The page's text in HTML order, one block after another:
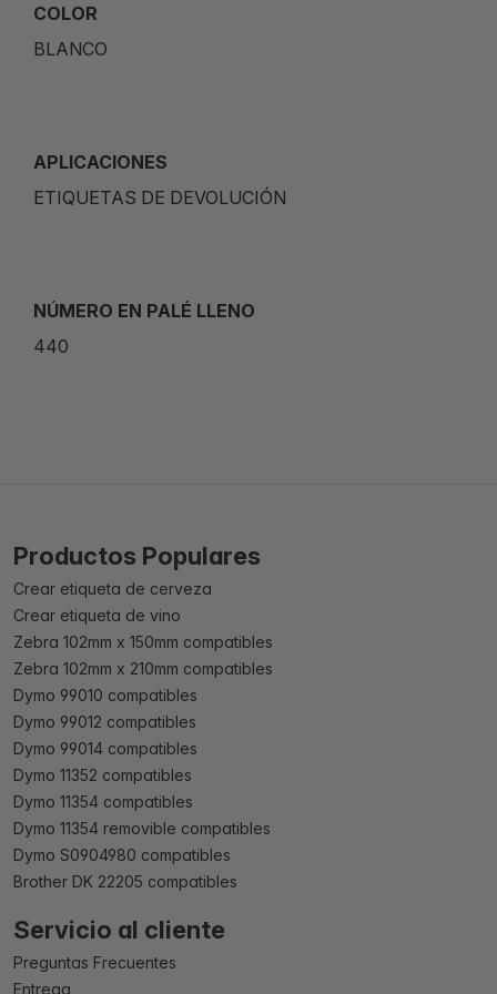
COLOR
BLANCO
APLICACIONES
ETIQUETAS DE DEVOLUCIÓN
NÚMERO EN PALÉ LLENO
440
Productos Populares
Crear etiqueta de cerveza
Crear etiqueta de vino
Zebra 102mm x 150mm compatibles
Zebra 102mm x 210mm compatibles
Dymo 99010 compatibles
Dymo 99012 compatibles
Dymo 99014 compatibles
Dymo 11352 compatibles
Dymo 11354 compatibles
Dymo 11354 removible compatibles
Dymo S0904980 compatibles
Brother DK 22205 compatibles
Servicio al cliente
Preguntas Frecuentes
Entrega